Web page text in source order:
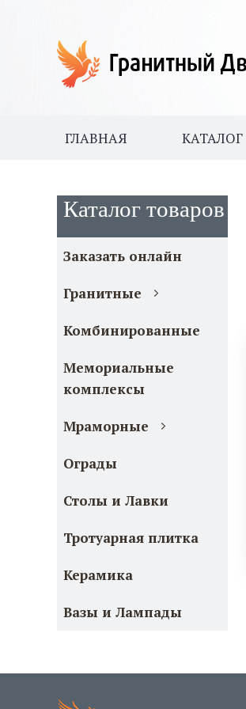
ГЛАВНАЯ КАТАЛОГ
Каталог товаров
Заказать онлайн
Гранитные
Комбинированные
Мемориальные
комплексы
Мраморные
Ограды
Столы и Лавки
Тротуарная плитка
Керамика
Вазы и Лампады